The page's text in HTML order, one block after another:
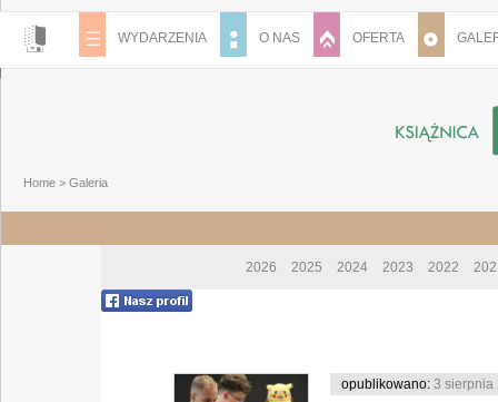
WYDARZENIA O NAS OFERTA
Home > Galeria
2026 2025 2024 2023 2022
opublikowano: 3 sierpnia